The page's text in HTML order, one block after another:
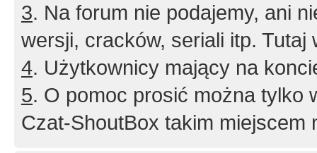
3. Na forum nie podajemy, ani
wersji, cracków, seriali itp. Tutaj
4. Użytkownicy mający na
5. O pomoc prosić można tylko
Czat-ShoutBox takim miejscem